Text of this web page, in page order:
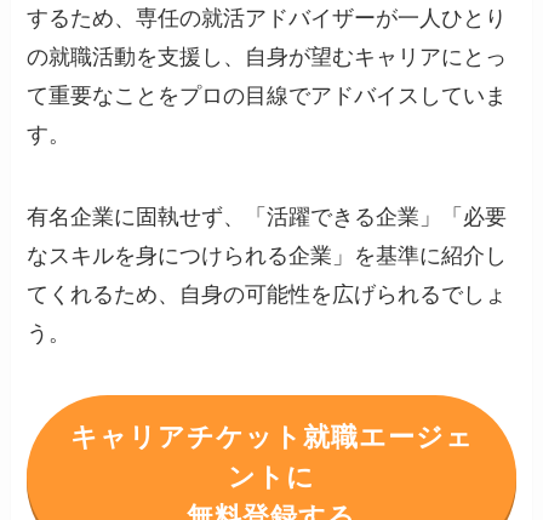
するため、専任の就活アドバイザーが一人ひとり
の就職活動を支援し、自身が望むキャリアにとっ
て重要なことをプロの目線でアドバイスしていま
す。
有名企業に固執せず、「活躍できる企業」「必要
なスキルを身につけられる企業」を基準に紹介し
てくれるため、自身の可能性を広げられるでしょ
う。
キャリアチケット就職エージェ
ントに